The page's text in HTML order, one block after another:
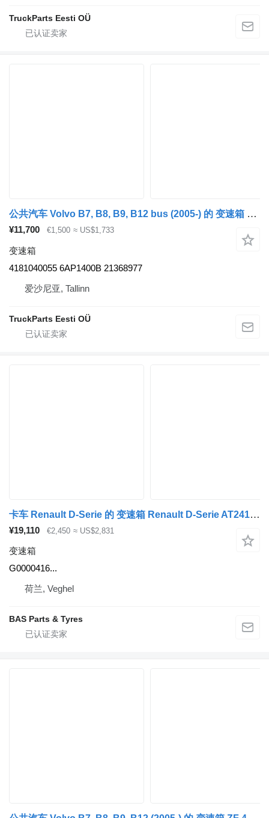
TruckParts Eesti OÜ
公共汽车 Volvo B7, B8, B9, B12 bus (2005-) 的 变速箱 ZF ECOLIFE 6AP1400B U=6,0 4181040055
¥11,700 €1,500 ≈ US$1,733
变速箱
4181040055 6AP1400B 21368977
爱沙尼亚, Tallinn
TruckParts Eesti OÜ
卡车 Renault D-Serie 的 变速箱 Renault D-Serie AT2412E Optidrive AT2412E Optidrive, Automatic G0000416
¥19,110 €2,450 ≈ US$2,831
变速箱
G0000416...
荷兰, Veghel
BAS Parts & Tyres